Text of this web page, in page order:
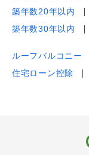
築年数20年以内
築年数30年以内
ルーフバルコニー
住宅ローン控除